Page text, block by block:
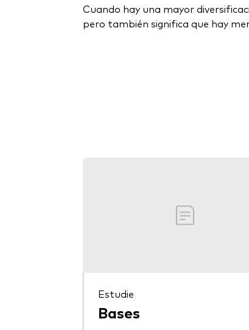
Cuando hay una mayor
pero también significa que hay
Estudie
Bases